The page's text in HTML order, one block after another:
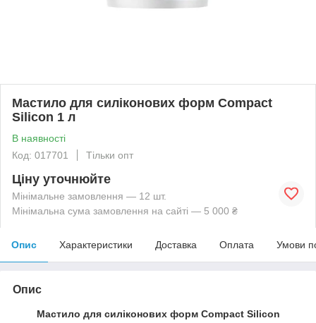
Мастило для силіконових форм Compact
Silicon 1 л
В наявності
Код: 017701
Тільки опт
Ціну уточнюйте
Мінімальне замовлення — 12 шт.
Мінімальна сума замовлення на сайті — 5 000 ₴
Опис Характеристики Доставка Оплата Умови
Опис
Мастило для силіконових форм Compact Silicon